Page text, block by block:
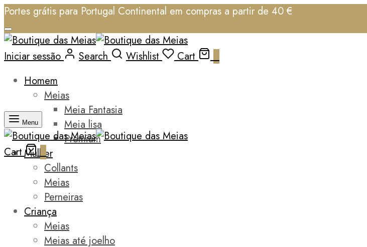
Portes grátis para Portugal Continental em compras a partir de 40 €
Iniciar sessão Search Wishlist Cart
0
Homem
Meias
Meia Fantasia
Meia lisa
Premium
Mulher
Collants
Meias
Perneiras
Criança
Meias
Meias até joelho
Menu
Cart 0